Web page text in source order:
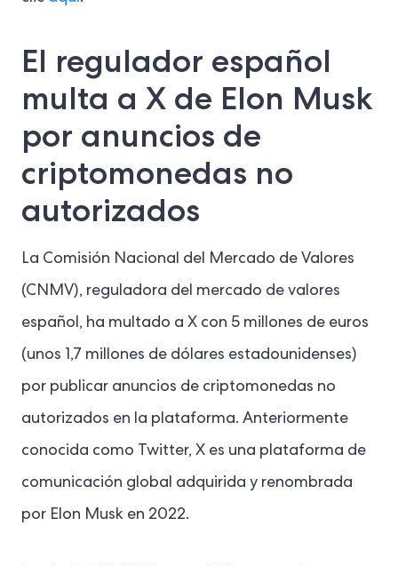
El regulador español
multa a X de Elon Musk
por anuncios de
criptomonedas no
autorizados
La Comisión Nacional del Mercado de Valores
(CNMV), reguladora del mercado de valores
español, ha multado a X con 5 millones de euros
(unos 1,7 millones de dólares estadounidenses)
por publicar anuncios de criptomonedas no
autorizados en la plataforma. Anteriormente
conocida como Twitter, X es una plataforma de
comunicación global adquirida y renombrada
por Elon Musk en 2022.